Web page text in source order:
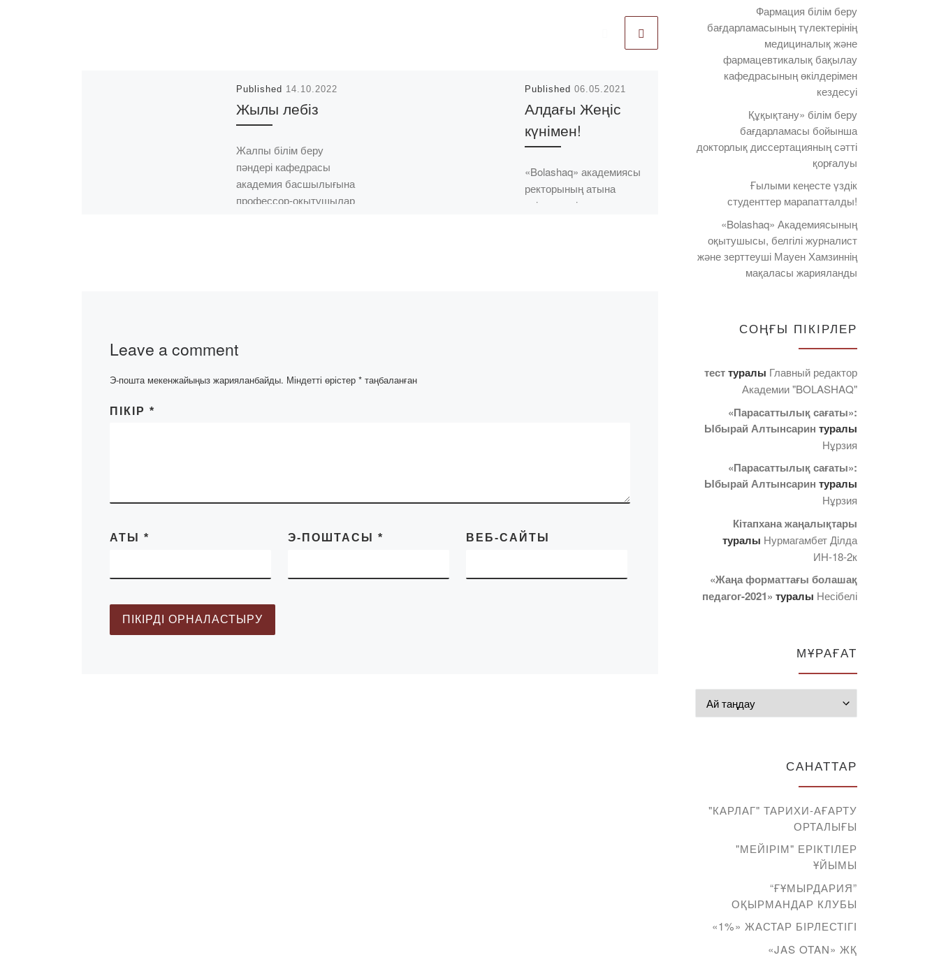
Published 14.10.2022
Жылы лебіз
Жалпы білім беру
пәндері кафедрасы
академия басшылығына
профессор-оқытушылар
Published 06.05.2021
Алдағы Жеңіс
күнімен!
«Bolashaq» академиясы
ректорының атына
әріптестерінен келе
Published
Еріктілер
Қарағанды
облысының
әкімімен кездесті
еріктілердің облыстық
штабында Қарағанды
облысының әкімі
Қасымбек Жеңіс
кездесті. Кездесуге
«Bolashaq»
студенттері белсенді
қатысты. Кездесу […]
Leave a comment
Э-пошта мекенжайыңыз жарияланбайды. Міндетті өрістер * таңбаланған
ПІКІР *
АТЫ * Э-ПОШТАСЫ * ВЕБ-САЙТЫ
Фармация білім беру
бағдарламасының түлектерінің
медициналық және
фармацевтикалық бақылау
кафедрасының өкілдерімен
кездесуі
Құқықтану» білім беру
бағдарламасы бойынша
докторлық диссертацияның сәтті
қорғалуы
Ғылыми кеңесте үздік
студенттер марапатталды!
«Bolashaq» Академиясының
оқытушысы, белгілі журналист
және зерттеуші Мауен Хамзиннің
мақаласы жарияланды
СОҢҒЫ ПІКІРЛЕР
тесттуралы Главный редактор
Академии "BOLASHAQ"
«Парасаттылық сағаты»:
Ыбырай Алтынсарин туралы
Нұрзия
«Парасаттылық сағаты»:
Ыбырай Алтынсарин туралы
Нұрзия
Кітапхана жаңалықтары
туралы Нурмагамбет Дiлда
ИН-18-2к
«Жаңа форматтағы болашақ
педагог-2021» туралы Несібелі
МҰРАҒАТ
САНАТТАР
"КАРЛАГ" ТАРИХИ-АҒАРТУ
ОРТАЛЫҒЫ
"МЕЙІРІМ" ЕРІКТІЛЕР
ҰЙЫМЫ
“ҒҰМЫРДАРИЯ”
ОҚЫРМАНДАР КЛУБЫ
«1%» ЖАСТАР БІРЛЕСТІГІ
«JAS OTAN» ЖҚ